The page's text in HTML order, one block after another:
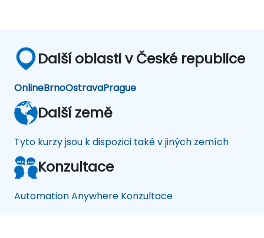
Další oblasti v České republice
OnlineBrnoOstravaPrague
Další země
Tyto kurzy jsou k dispozici také v jiných zemích
Konzultace
Automation Anywhere Konzultace